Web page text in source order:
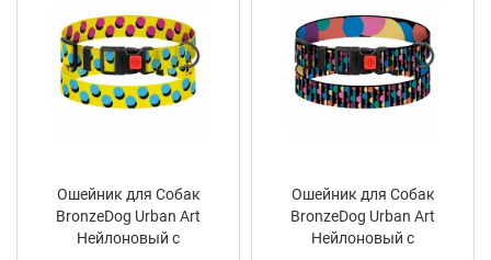
Ошейник для Собак
BronzeDog Urban Art
Нейлоновый с
Ошейник для Собак
BronzeDog Urban Art
Нейлоновый с